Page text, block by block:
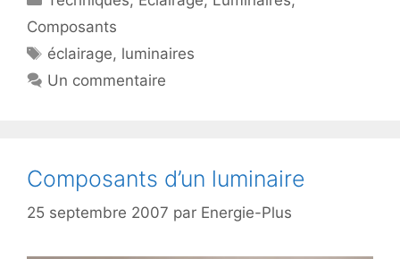
Composants
Étiquettes
éclairage, luminaires
Un commentaire
Composants d’un luminaire
25 septembre 2007 par Energie-Plus